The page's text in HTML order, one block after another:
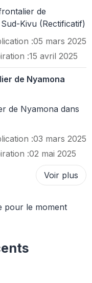
de
Kivu (Rectificatif)
:05 mars 2025
:15 avril 2025
de Nyamona
de Nyamona dans
:03 mars 2025
:02 mai 2025
Voir plus
pour le moment